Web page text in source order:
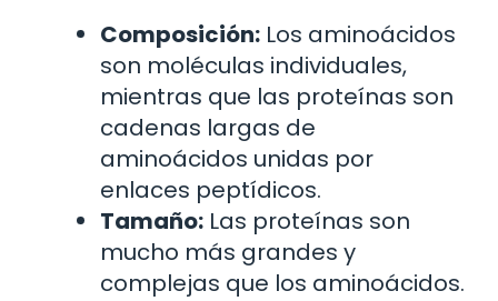
Composición: Los aminoácidos
son moléculas individuales,
mientras que las proteínas son
cadenas largas de
aminoácidos unidas por
enlaces peptídicos.
Tamaño: Las proteínas son
mucho más grandes y
complejas que los aminoácidos.